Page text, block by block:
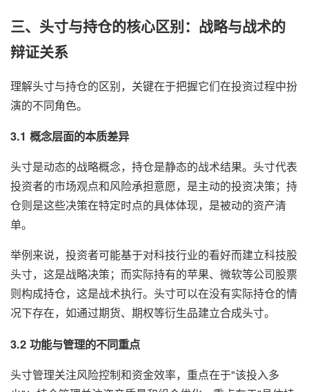
三、头寸与持仓的核心区别：战略与战术的
辩证关系
理解头寸与持仓的区别，关键在于把握它们在投资过程中扮
演的不同角色。
3.1 概念层面的本质差异
头寸是动态的战略概念，持仓是静态的战术结果。头寸代表
投资者的市场观点和风险承担意愿，是主动的投资决策；持
仓则是这些决策在特定时点的具体体现，是被动的资产清
单。
举例来说，投资者可能基于对科技行业的看好而建立科技股
头寸，这是战略决策；而实际持有的苹果、微软等公司股票
则构成持仓，这是战术执行。头寸可以在没有实际持仓的情
况下存在，如通过期货、期权等衍生品建立合成头寸。
3.2 功能与管理的不同重点
头寸管理关注风险控制和资金效率，重点在于"该投入多